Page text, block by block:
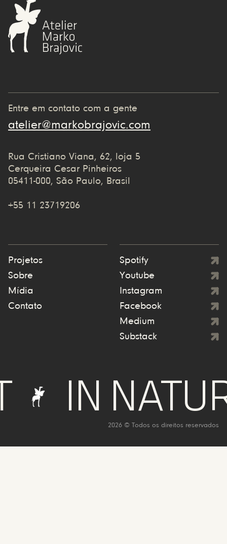
Entre em contato com a gente
atelier@markobrajovic.com
Rua Cristiano Viana, 62, loja 5
Cerqueira Cesar Pinheiros
05411-000, São Paulo, Brasil
+55 11 23719206
Projetos
Sobre
Mídia
Contato
Spotify
Youtube
Instagram
Facebook
Medium
Substack
NATURE
2026 © Todos os direitos reservados